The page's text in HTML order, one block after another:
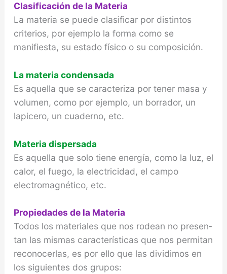
Clasificación de la Materia
La materia se puede clasificar por distintos
criterios, por ejemplo la forma como se
manifiesta, su estado físico o su composición.
La materia condensada
Es aquella que se caracteriza por tener masa y
volumen, como por ejemplo, un borrador, un
lapicero, un cuaderno, etc.
Materia dispersada
Es aquella que solo tiene energía, como la luz, el
calor, el fuego, la electricidad, el campo
electromagnético, etc.
Propiedades de la Materia
Todos los materiales que nos rodean no presen­
tan las mismas características que nos permitan
reconocerlas, es por ello que las dividimos en
los siguientes dos grupos: